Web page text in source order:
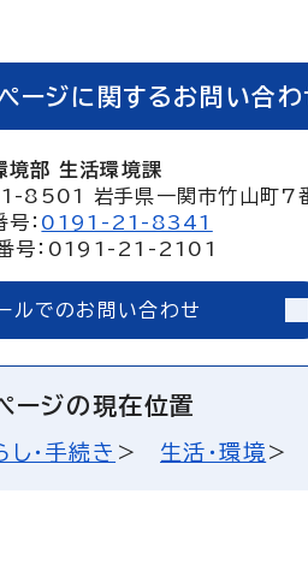
ージに関するお問い合わ
境部 生活環境課
8501 岩手県一関市竹山町7
： 0191-21-8341
号：0191-21-2101
ルでのお問い合わせ
ージの現在位置
し・手続き 生活・環境